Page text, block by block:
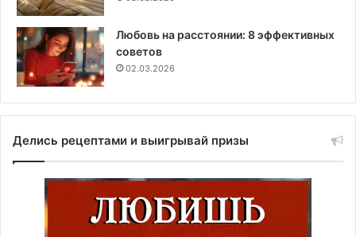
Любовь на расстоянии: 8 эффективных
советов
02.03.2026
Делись рецептами и выигрывай призы